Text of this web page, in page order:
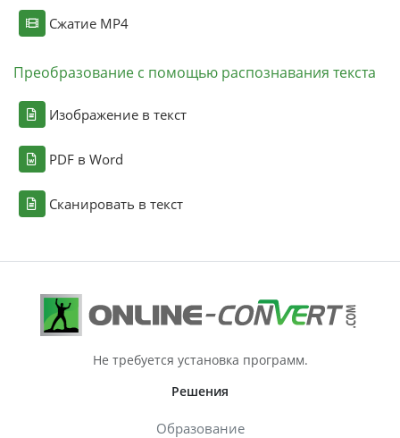
Сжатие MP4
Преобразование с помощью распознавания текста
Изображение в текст
PDF в Word
Сканировать в текст
Не требуется установка программ.
Решения
Образование